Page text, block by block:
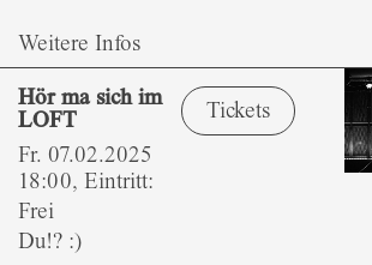
Weitere Infos
Hör ma sich im
LOFT
Fr. 07.02.2025
18:00, Eintritt:
Frei
Du!? :)
Tickets